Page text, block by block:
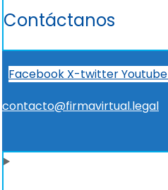
Contáctanos
Facebook X-twitterYoutube
contacto@firmavirtual.legal